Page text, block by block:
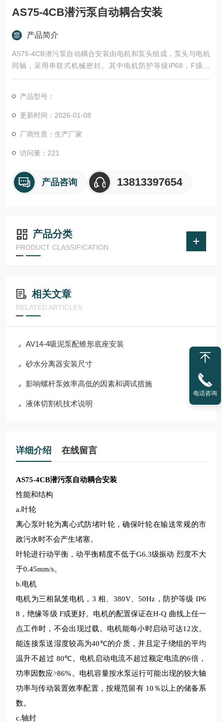
AS75-4CB潜污泵自动耦合安装
产品简介
AS75-4CB潜污泵自动耦合安装由电机和泵头组成，泵头与电机
同轴，采用串联式机械密封。其中电机防护等级IP68，F级绝
缘；泵头包括涡壳、叶轮、底盖等部件。根据需要在潜水排污泵
置及轴承测温保护等功能。
产品型号：
更新时间：2026-01-08
厂商性质：生产厂家
访问量：221
产品咨询 13813397654
产品分类
PRODUCT CLASSIFICATION
相关文章
RELATED ARTICLES
AV14-4吸泥泵配锥形底座安装
砂水分离器安装尺寸
影响螺杆泵效率高低的因素和调试措施
液体切割机技术说明
详细介绍 在线留言
AS75-4CB潜污泵自动耦合安装
性能和结构
a.叶轮
离心泵叶轮为离心式防堵叶轮，确保叶轮在输送常规的市
政污水时不会产生堵塞。
叶轮进行动平衡 ，动平衡精度不低于G6.3级振动 烈度不大
于0.45mm/s。
b.电机
电机为三相鼠笼电机， 3相、 380V、50Hz ，防护等级IP6
8 ，绝缘等级 F或更好。电机的配置保证在H-Q 曲线上任一
点工作时，不会出现过载。电机能每小时启动可达12次。
能连接泵送湿度较高为40℃的介质，并且定子绕组的平均
温升不超过 80℃。电机启动电流不超过额定电流的6倍，
功率因数应>86% 。电机容量按水泵运行可能出现的较大轴
功率与传动装置效率配置，按规范留有10 ％以上的储备系
数。
c.轴封
电话咨询